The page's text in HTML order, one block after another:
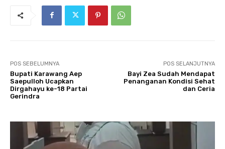
POS SEBELUMNYA
Bupati Karawang Aep
Saepulloh Ucapkan
Dirgahayu ke-18 Partai
Gerindra‎
POS SELANJUTNYA
Bayi Zea Sudah Mendapat
Penanganan Kondisi Sehat
dan Ceria